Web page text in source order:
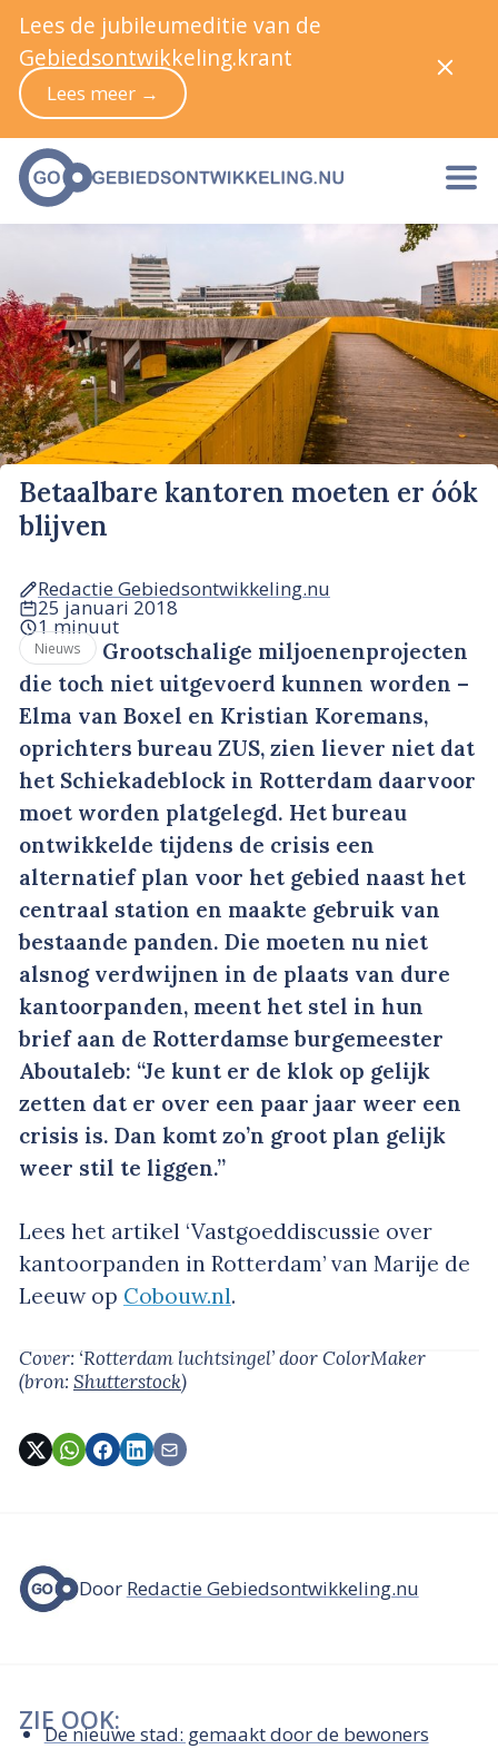
Betaalbare kantoren moeten er óók
blijven
Redactie Gebiedsontwikkeling.nu
25 januari 2018
1 minuut
Nieuws
Grootschalige miljoenenprojecten
die toch niet uitgevoerd kunnen worden –
Elma van Boxel en Kristian Koremans,
oprichters bureau ZUS, zien liever niet dat
het Schiekadeblock in Rotterdam daarvoor
moet worden platgelegd. Het bureau
ontwikkelde tijdens de crisis een
alternatief plan voor het gebied naast het
centraal station en maakte gebruik van
bestaande panden. Die moeten nu niet
alsnog verdwijnen in de plaats van dure
kantoorpanden, meent het stel in hun
brief aan de Rotterdamse burgemeester
Aboutaleb: “Je kunt er de klok op gelijk
zetten dat er over een paar jaar weer een
crisis is. Dan komt zo’n groot plan gelijk
weer stil te liggen.”
Lees het artikel ‘Vastgoeddiscussie over
kantoorpanden in Rotterdam’ van Marije de
Leeuw op Cobouw.nl.
Cover: ‘Rotterdam luchtsingel’door ColorMaker
(bron: Shutterstock)
Door Redactie Gebiedsontwikkeling.nu
ZIE OOK:
De nieuwe stad: gemaakt door de bewoners
Lees de jubileumeditie van de
Gebiedsontwikkeling.krant
Lees meer →